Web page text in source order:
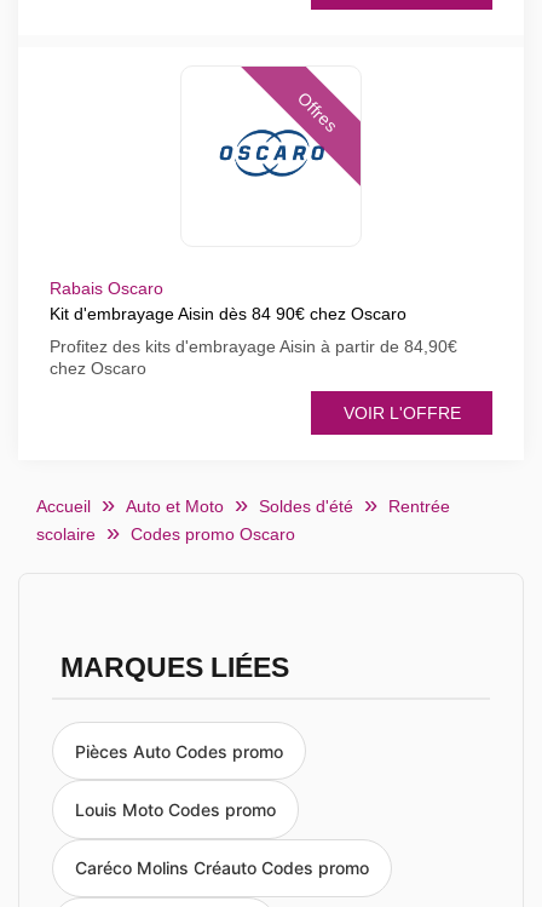
Offres
Rabais Oscaro
Kit d'embrayage Aisin dès 84 90€ chez Oscaro
Profitez des kits d'embrayage Aisin à partir de 84,90€
chez Oscaro
VOIR L'OFFRE
Accueil Auto et Moto Soldes d'été
Rentrée
scolaire
Codes promo Oscaro
MARQUES LIÉES
Pièces Auto Codes promo
Louis Moto Codes promo
Caréco Molins Créauto Codes promo